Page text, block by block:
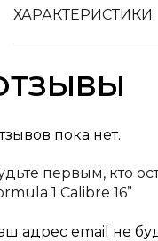
ХАРАКТЕРИСТИКИ
пока нет.
первым, кто
1 Calibre 16”
адрес email не